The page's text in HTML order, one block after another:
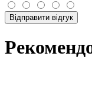
Відправити відгук